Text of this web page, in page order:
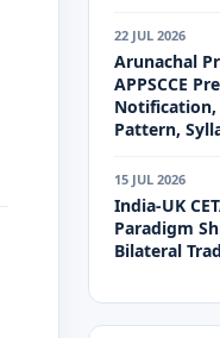
22 JUL 2026
Arunachal
APPSCCE
Notification,
Pattern,
15 JUL 2026
India-UK
Paradigm
Bilateral